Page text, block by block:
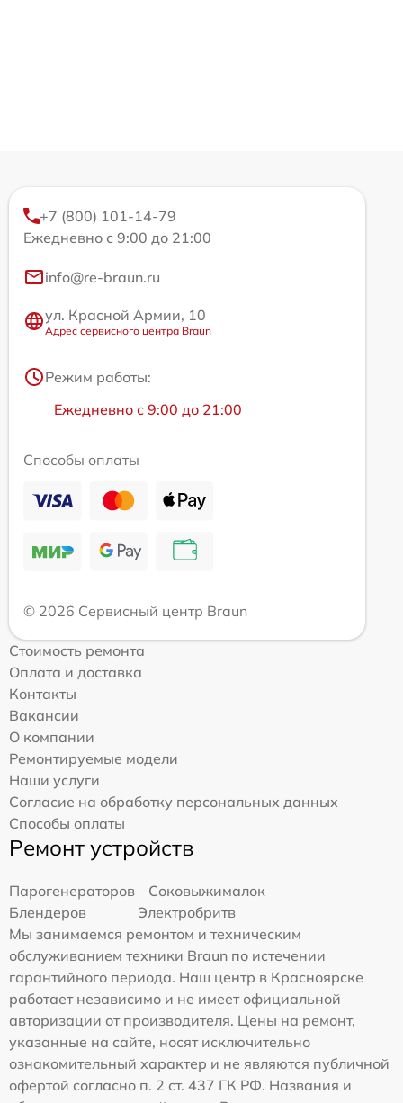
+7 (800) 101-14-79
Ежедневно с 9:00 до 21:00
info@re-braun.ru
ул. Красной Армии, 10
Адрес сервисного центра Braun
Режим работы:
Ежедневно с 9:00 до 21:00
Способы оплаты
© 2026 Сервисный центр Braun
Стоимость ремонта
Оплата и доставка
Контакты
Вакансии
О компании
Ремонтируемые модели
Наши услуги
Согласие на обработку персональных данных
Способы оплаты
Ремонт устройств
Парогенераторов
Соковыжималок
Блендеров
Электробритв
Мы занимаемся ремонтом и техническим
обслуживанием техники Braun по истечении
гарантийного периода. Наш центр в Красноярске
работает независимо и не имеет официальной
авторизации от производителя. Цены на ремонт,
указанные на сайте, носят исключительно
ознакомительный характер и не являются публичной
офертой согласно п. 2 ст. 437 ГК РФ. Названия и